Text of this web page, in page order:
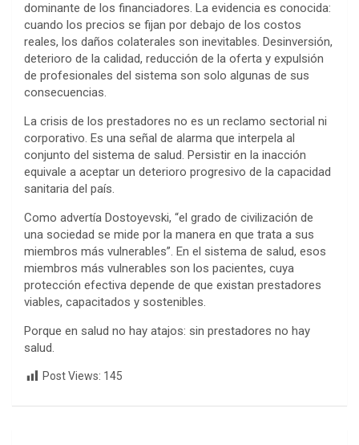
dominante de los financiadores. La evidencia es conocida:
cuando los precios se fijan por debajo de los costos
reales, los daños colaterales son inevitables. Desinversión,
deterioro de la calidad, reducción de la oferta y expulsión
de profesionales del sistema son solo algunas de sus
consecuencias.
La crisis de los prestadores no es un reclamo sectorial ni
corporativo. Es una señal de alarma que interpela al
conjunto del sistema de salud. Persistir en la inacción
equivale a aceptar un deterioro progresivo de la capacidad
sanitaria del país.
Como advertía Dostoyevski, “el grado de civilización de
una sociedad se mide por la manera en que trata a sus
miembros más vulnerables”. En el sistema de salud, esos
miembros más vulnerables son los pacientes, cuya
protección efectiva depende de que existan prestadores
viables, capacitados y sostenibles.
Porque en salud no hay atajos: sin prestadores no hay
salud.
Post Views: 145